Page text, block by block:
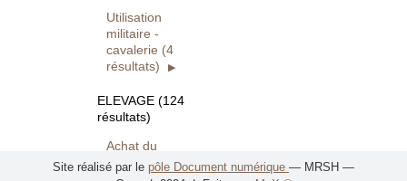
Utilisation
militaire -
cavalerie (4
résultats)
ELEVAGE (124
résultats)
Achat du
cheval, être
Site réalisé par le pôle Document numérique — MRSH —